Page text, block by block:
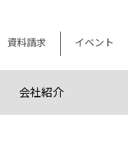
資料請求 イベント
会社紹介